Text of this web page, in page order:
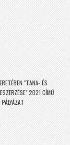
"TANA- ÉS
2021 CÍMŰ